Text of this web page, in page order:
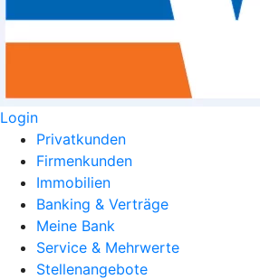
Login
Privatkunden
Firmenkunden
Immobilien
Banking & Verträge
Meine Bank
Service & Mehrwerte
Stellenangebote